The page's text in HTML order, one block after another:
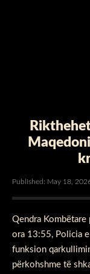
Published: May 18,
Qendra
ora 13:55, Policia
funksion
përkohshme të